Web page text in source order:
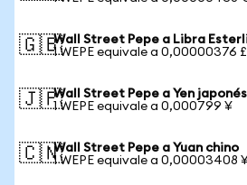
🇬🇧Wall Street Pepe a Libra
1 WEPE equivale a 0,00000376 £
🇯🇵Wall Street Pepe a Yen japonés
1 WEPE equivale a 0,000799 ¥
🇨🇳Wall Street Pepe a Yuan chino
1 WEPE equivale a 0,00003408 ¥